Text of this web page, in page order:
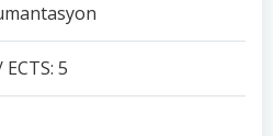
ECTS: 5